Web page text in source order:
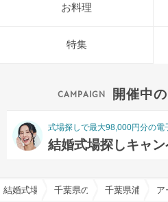
お料理
特集
開催中
式場探しで最大98,000円分の電
結婚式場探しキャ
結婚式場を探すならハナユメ
千葉県の結婚式場一覧
千葉県浦安市ア